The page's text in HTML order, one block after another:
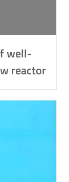
well-
reactor